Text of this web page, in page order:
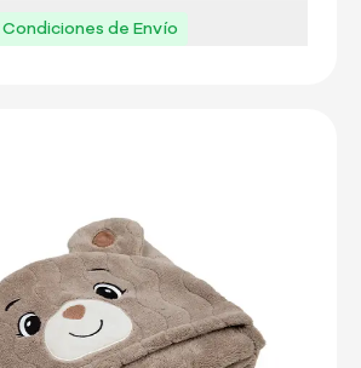
Condiciones de Envío